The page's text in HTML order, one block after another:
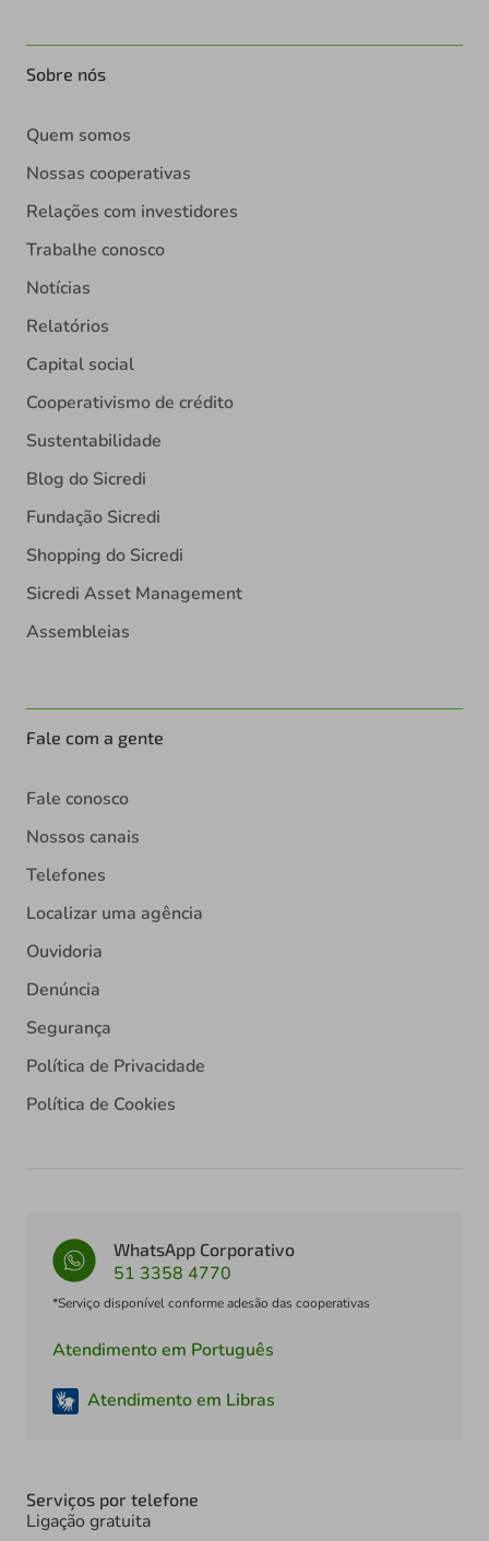
Sobre nós
Quem somos
Nossas cooperativas
Relações com investidores
Trabalhe conosco
Notícias
Relatórios
Capital social
Cooperativismo de crédito
Sustentabilidade
Blog do Sicredi
Fundação Sicredi
Shopping do Sicredi
Sicredi Asset Management
Assembleias
Fale com a gente
Fale conosco
Nossos canais
Telefones
Localizar uma agência
Ouvidoria
Denúncia
Segurança
Política de Privacidade
Política de Cookies
WhatsApp Corporativo
51 3358 4770
*Serviço disponível conforme adesão das cooperativas
Atendimento em Português
Atendimento em Libras
Serviços por telefone
Ligação gratuita